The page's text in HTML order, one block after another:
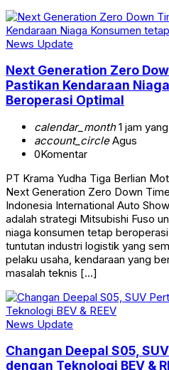
News Update
Next Generation Zero
Pastikan Kendaraan
Beroperasi Optimal
calendar_month1 jam
account_circleAgus
0Komentar
PT Krama Yudha Tiga Berlian
Next Generation Zero Down
Indonesia International Auto
adalah strategi Mitsubishi Fuso
niaga konsumen tetap
tuntutan industri logistik yang
pelaku usaha, kendaraan yang
masalah teknis […]
News Update
Changan Deepal S05,
dengan Teknologi BEV &